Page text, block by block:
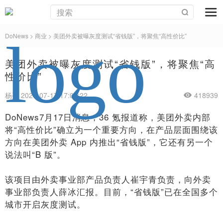
DoNews > 商业 > 美团外卖被曝灰度测试“省钱版”，将聚焦“高性价比”
美团外卖被曝灰度测试“省钱版”，将聚焦“高
性价比”
杨亮 2024-07-17 17:07:22 418939
DoNews7月17日消息，36 氪报道称，美团外卖内部
将“高性价比”确立为一个重要方向，在产品层面围绕该
方向在美团外卖 App 内推出“省钱版”，它还有另一个
说法叫“B 版”。
该项目由外卖事业部产品负责人崔宇青负责，向外卖
事业部负责人薛冰汇报。目前，“省钱版”已在全国多个
城市开启灰度测试。